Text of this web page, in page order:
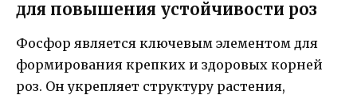
для повышения устойчивости роз
Фосфор является ключевым элементом для
формирования крепких и здоровых корней
роз. Он укрепляет структуру растения,